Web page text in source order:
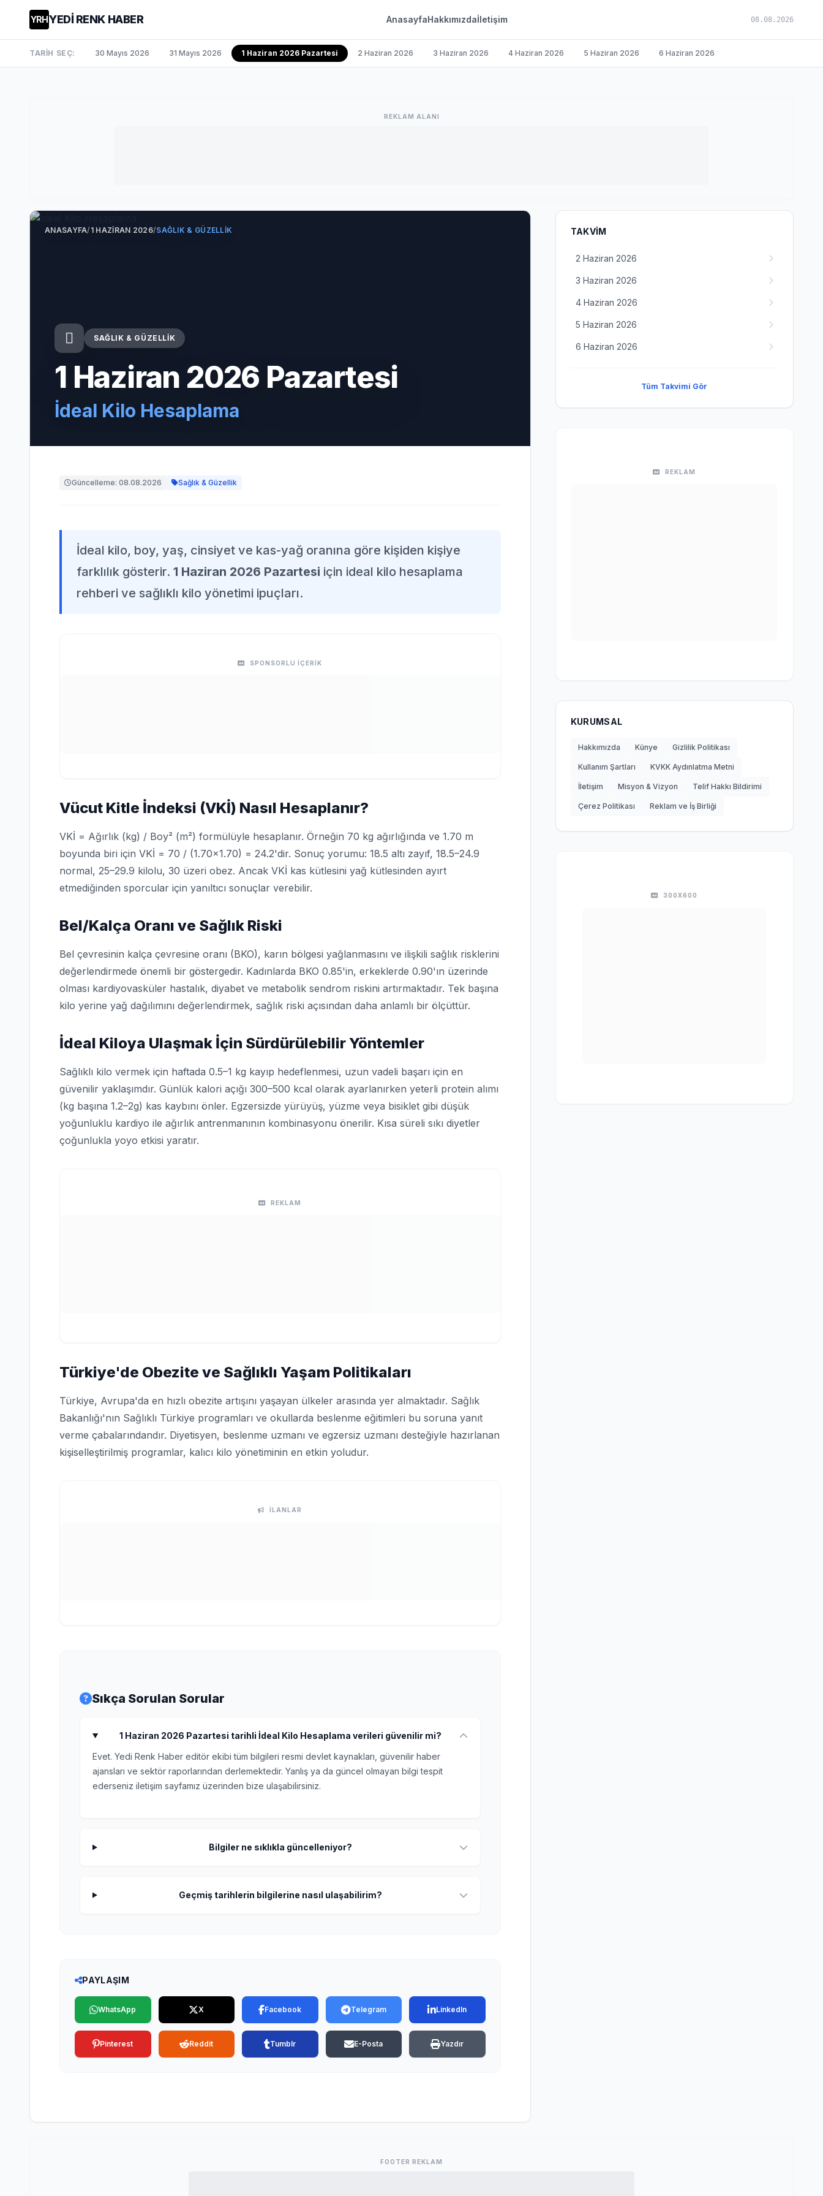
YRHYEDİ RENK HABER AnasayfaHakkımızdaİletişim 08.08.2026
TARİH SEÇ: 30 Mayıs 2026 31 Mayıs 2026 1 Haziran 2026 Pazartesi 2 Haziran 2026 3 Haziran 2026 4 Haziran 2026 5 Haziran 2026 6 Haziran 2026
REKLAM ALANI
ANASAYFA/1 HAZIRAN 2026/SAĞLIK & GÜZELLIK
SAĞLIK & GÜZELLIK
1 Haziran 2026 Pazartesi
İdeal Kilo Hesaplama
Güncelleme: 08.08.2026 Sağlık & Güzellik
İdeal kilo, boy, yaş, cinsiyet ve kas-yağ oranına göre kişiden kişiye
farklılık gösterir. 1 Haziran 2026 Pazartesi için ideal kilo hesaplama
rehberi ve sağlıklı kilo yönetimi ipuçları.
SPONSORLU İÇERİK
Vücut Kitle İndeksi (VKİ) Nasıl Hesaplanır?
VKİ = Ağırlık (kg) / Boy² (m²) formülüyle hesaplanır. Örneğin 70 kg ağırlığında ve 1.70 m
boyunda biri için VKİ = 70 / (1.70×1.70) = 24.2'dir. Sonuç yorumu: 18.5 altı zayıf, 18.5–24.9
normal, 25–29.9 kilolu, 30 üzeri obez. Ancak VKİ kas kütlesini yağ kütlesinden ayırt
etmediğinden sporcular için yanıltıcı sonuçlar verebilir.
Bel/Kalça Oranı ve Sağlık Riski
Bel çevresinin kalça çevresine oranı (BKO), karın bölgesi yağlanmasını ve ilişkili sağlık risklerini
değerlendirmede önemli bir göstergedir. Kadınlarda BKO 0.85'in, erkeklerde 0.90'ın üzerinde
olması kardiyovasküler hastalık, diyabet ve metabolik sendrom riskini artırmaktadır. Tek başına
kilo yerine yağ dağılımını değerlendirmek, sağlık riski açısından daha anlamlı bir ölçüttür.
İdeal Kiloya Ulaşmak İçin Sürdürülebilir Yöntemler
Sağlıklı kilo vermek için haftada 0.5–1 kg kayıp hedeflenmesi, uzun vadeli başarı için en
güvenilir yaklaşımdır. Günlük kalori açığı 300–500 kcal olarak ayarlanırken yeterli protein alımı
(kg başına 1.2–2g) kas kaybını önler. Egzersizde yürüyüş, yüzme veya bisiklet gibi düşük
yoğunluklu kardiyo ile ağırlık antrenmanının kombinasyonu önerilir. Kısa süreli sıkı diyetler
çoğunlukla yoyo etkisi yaratır.
REKLAM
Türkiye'de Obezite ve Sağlıklı Yaşam Politikaları
Türkiye, Avrupa'da en hızlı obezite artışını yaşayan ülkeler arasında yer almaktadır. Sağlık
Bakanlığı'nın Sağlıklı Türkiye programları ve okullarda beslenme eğitimleri bu soruna yanıt
verme çabalarındandır. Diyetisyen, beslenme uzmanı ve egzersiz uzmanı desteğiyle hazırlanan
kişiselleştirilmiş programlar, kalıcı kilo yönetiminin en etkin yoludur.
İLANLAR
Sıkça Sorulan Sorular
1 Haziran 2026 Pazartesi tarihli İdeal Kilo Hesaplama verileri güvenilir mi?
Evet. Yedi Renk Haber editör ekibi tüm bilgileri resmi devlet kaynakları, güvenilir haber
ajansları ve sektör raporlarından derlemektedir. Yanlış ya da güncel olmayan bilgi tespit
ederseniz iletişim sayfamız üzerinden bize ulaşabilirsiniz.
Bilgiler ne sıklıkla güncelleniyor?
Geçmiş tarihlerin bilgilerine nasıl ulaşabilirim?
PAYLAŞIM
WhatsApp X Facebook Telegram LinkedIn
Pinterest Reddit Tumblr E-Posta Yazdır
TAKVIM
2 Haziran 2026
3 Haziran 2026
4 Haziran 2026
5 Haziran 2026
6 Haziran 2026
Tüm Takvimi Gör
REKLAM
KURUMSAL
Hakkımızda Künye Gizlilik Politikası
Kullanım Şartları KVKK Aydınlatma Metni
İletişim Misyon & Vizyon Telif Hakkı Bildirimi
Çerez Politikası Reklam ve İş Birliği
300X600
FOOTER REKLAM